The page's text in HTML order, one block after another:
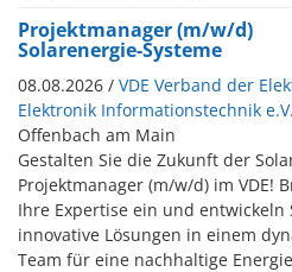
Projektmanager (m/w/d)
Solarenergie-Systeme
08.08.2026 / VDE Verband der
Elektronik Informationstechnik e.V.
Offenbach am Main
Gestalten Sie die Zukunft der
Projektmanager (m/w/d) im VDE!
Ihre Expertise ein und entwickeln
innovative Lösungen in einem
Team für eine nachhaltige